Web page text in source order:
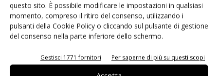
questo sito. È possibile modificare le impostazioni in qualsiasi
momento, compreso il ritiro del consenso, utilizzando i
pulsanti della Cookie Policy o cliccando sul pulsante di gestione
del consenso nella parte inferiore dello schermo.
Gestisci 1771 fornitori Per saperne di più su questi scopi
Salva il mio nome, email e sito web in questo browser per i
prossimi commenti.